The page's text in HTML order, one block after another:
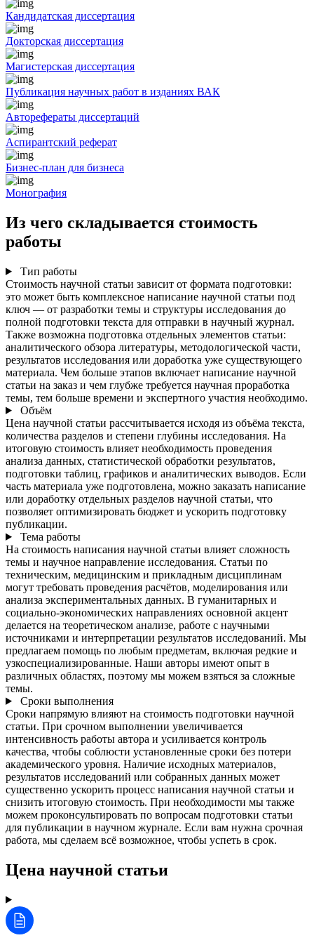
Кандидатская диссертация
Докторская диссертация
Магистерская диссертация
Публикация научных работ в изданиях ВАК
Авторефераты диссертаций
Аспирантский реферат
Бизнес-план для бизнеса
Монография
Из чего складывается стоимость
работы
Тип работы
Стоимость научной статьи зависит от формата подготовки:
это может быть комплексное написание научной статьи под
ключ — от разработки темы и структуры исследования до
полной подготовки текста для отправки в научный журнал.
Также возможна подготовка отдельных элементов статьи:
аналитического обзора литературы, методологической части,
результатов исследования или доработка уже существующего
материала. Чем больше этапов включает написание научной
статьи на заказ и чем глубже требуется научная проработка
темы, тем больше времени и экспертного участия необходимо.
Объём
Цена научной статьи рассчитывается исходя из объёма текста,
количества разделов и степени глубины исследования. На
итоговую стоимость влияет необходимость проведения
анализа данных, статистической обработки результатов,
подготовки таблиц, графиков и аналитических выводов. Если
часть материала уже подготовлена, можно заказать написание
или доработку отдельных разделов научной статьи, что
позволяет оптимизировать бюджет и ускорить подготовку
публикации.
Тема работы
На стоимость написания научной статьи влияет сложность
темы и научное направление исследования. Статьи по
техническим, медицинским и прикладным дисциплинам
могут требовать проведения расчётов, моделирования или
анализа экспериментальных данных. В гуманитарных и
социально-экономических направлениях основной акцент
делается на теоретическом анализе, работе с научными
источниками и интерпретации результатов исследований. Мы
предлагаем помощь по любым предметам, включая редкие и
узкоспециализированные. Наши авторы имеют опыт в
различных областях, поэтому мы можем взяться за сложные
темы.
Сроки выполнения
Сроки напрямую влияют на стоимость подготовки научной
статьи. При срочном выполнении увеличивается
интенсивность работы автора и усиливается контроль
качества, чтобы соблюсти установленные сроки без потери
академического уровня. Наличие исходных материалов,
результатов исследований или собранных данных может
существенно ускорить процесс написания научной статьи и
снизить итоговую стоимость. При необходимости мы также
можем проконсультировать по вопросам подготовки статьи
для публикации в научном журнале. Если вам нужна срочная
работа, мы сделаем всё возможное, чтобы успеть в срок.
Цена научной статьи